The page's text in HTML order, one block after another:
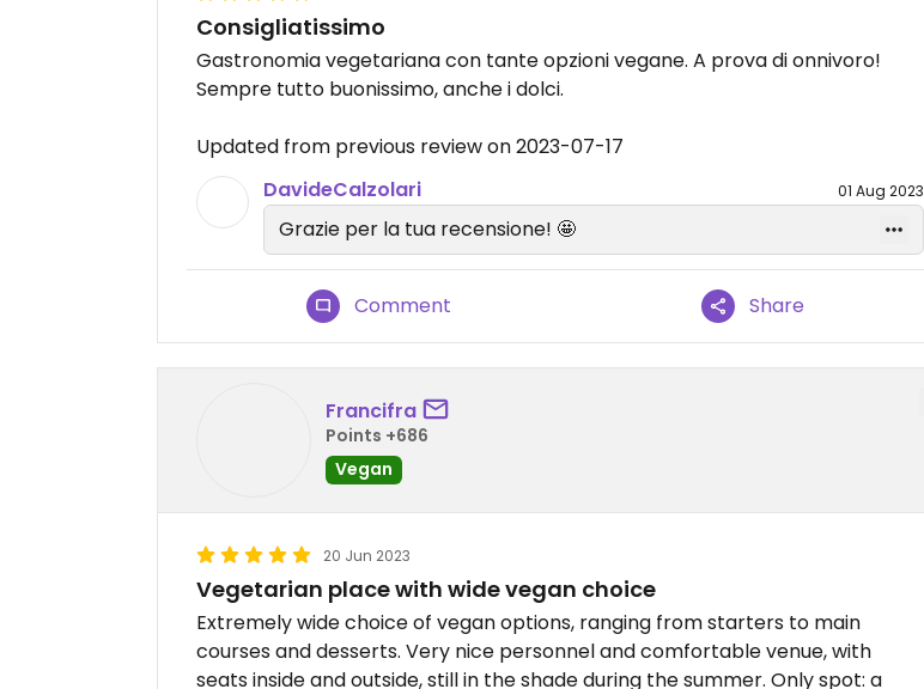
Consigliatissimo
Gastronomia vegetariana con tante opzioni vegane. A prova di onnivoro!
Sempre tutto buonissimo, anche i dolci.
Updated from previous review on 2023-07-17
DavideCalzolari
01 Aug 2023
Grazie per la tua recensione! 🤩
Comment Share
Francifra
Points +686
Vegan
20 Jun 2023
Vegetarian place with wide vegan choice
Extremely wide choice of vegan options, ranging from starters to main
courses and desserts. Very nice personnel and comfortable venue, with
seats inside and outside, still in the shade during the summer. Only spot: a